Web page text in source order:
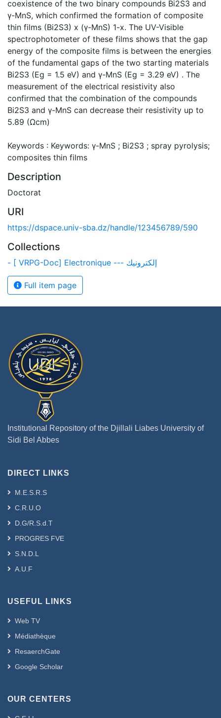
coexistence of the two binary compounds Bi2S3 and
γ-MnS, which confirmed the formation of composite
thin films (Bi2S3) x (γ-MnS) 1-x. The UV-Visible
spectrophotometer of these films shows that the gap
energy of the composite films is between the energies
of the fundamental gaps of the two starting materials
Bi2S3 (Eg = 1.5 eV) and γ-MnS (Eg = 3.29 eV) . The
measurement of the electrical resistivity also
confirmed that the combination of the compounds
Bi2S3 and γ-MnS can decrease their resistivity up to
5.89 (Ωcm)
Keywords : Keywords: γ-MnS ; Bi2S3 ; spray pyrolysis;
composites thin films
Description
Doctorat
URI
https://dspace.univ-sba.dz/handle/123456789/590
Collections
- [ VRPG-Doc] Electronique --- إلكترونيك
Full item page
Institutional Repository of the Djillali Liabes University of
Sidi Bel Abbes
DIRECT LINKS
M.E.S.R.S
C.R.U.O
D.G/R.S.d.T
PROGRES FVE
S.N.D.L
A.U.F
USEFUL LINKS
Web TV
Médiathèque
ResaerchGate
Google Scholar
OUR CENTERS